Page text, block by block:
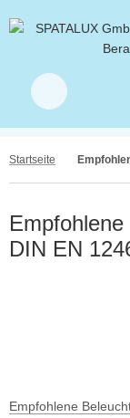
Startseite
DIN EN
Empfohlene